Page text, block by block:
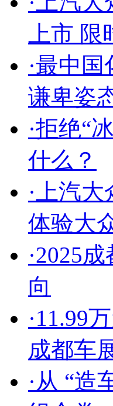
上市
·最中国
谦卑姿
·拒绝“
什么？
· 上汽
体验大
·2025
向
·11.99
成都车
·从 “造